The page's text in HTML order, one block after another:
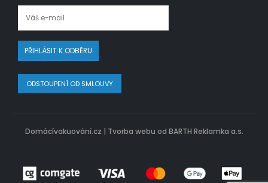
ODSTOUPENÍ OD SMLOUVY
Domácívakuování.cz | Tvorba webu od BARTH Reklamka a.s.